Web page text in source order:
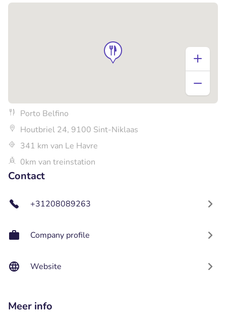
Porto Belfino
Houtbriel 24, 9100 Sint-Niklaas
341 km van Le Havre
0km van treinstation
Contact
+31208089263
Company profile
Website
Meer info